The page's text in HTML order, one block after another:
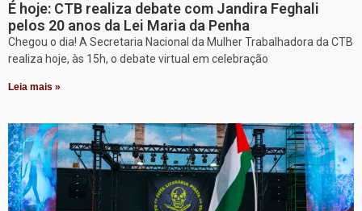
É hoje: CTB realiza debate com Jandira Feghali
pelos 20 anos da Lei Maria da Penha
Chegou o dia! A Secretaria Nacional da Mulher Trabalhadora da CTB
realiza hoje, às 15h, o debate virtual em celebração
Leia mais »